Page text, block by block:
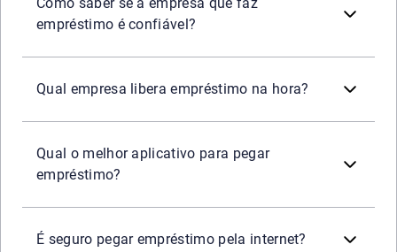
empréstimo é confiável?
Qual empresa libera empréstimo na hora?
Qual o melhor aplicativo para pegar
empréstimo?
É seguro pegar empréstimo pela internet?